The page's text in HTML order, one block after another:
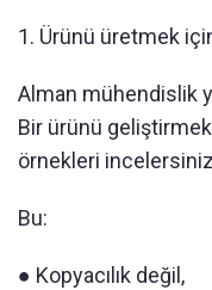
1. Ürünü üretmek
Alman mühendislik
Bir ürünü
örnekleri
Bu:
● Kopyacılık değil,